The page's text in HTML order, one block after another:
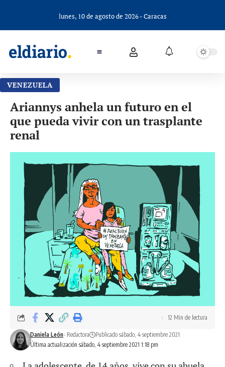
lunes, 10 de agosto de 2026 - Caracas
VENEZUELA
Ariannys anhela un futuro en el
que pueda vivir con un trasplante
renal
Última actualización sábado, 4 septiembre 2021 1:18 pm
Daniela León- Redactora Publicado sábado, 4 septiembre 2021
12 Min de lectura